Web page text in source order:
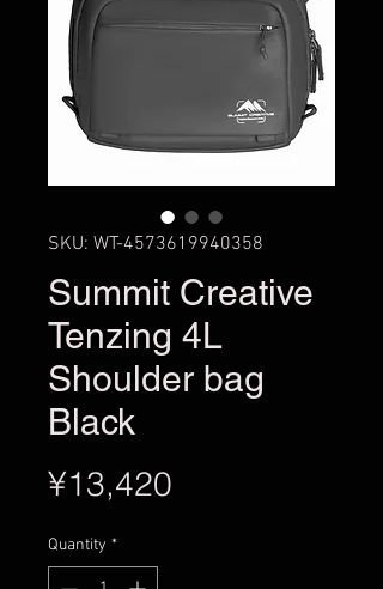
SKU: WT-4573619940358
Summit Creative
Tenzing 4L
Shoulder bag
Black
¥13,420
Quantity *